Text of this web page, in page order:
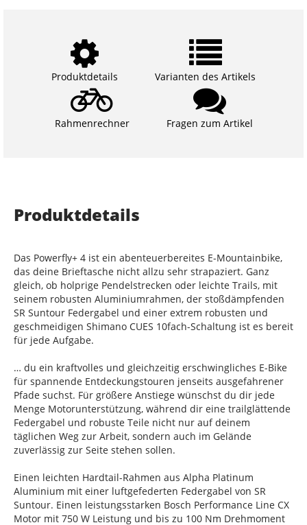
Produktdetails Varianten des Artikels
Rahmenrechner Fragen zum Artikel
Produktdetails
Das Powerfly+ 4 ist ein abenteuerbereites E-Mountainbike,
das deine Brieftasche nicht allzu sehr strapaziert. Ganz
gleich, ob holprige Pendelstrecken oder leichte Trails, mit
seinem robusten Aluminiumrahmen, der stoßdämpfenden
SR Suntour Federgabel und einer extrem robusten und
geschmeidigen Shimano CUES 10fach-Schaltung ist es bereit
für jede Aufgabe.
… du ein kraftvolles und gleichzeitig erschwingliches E-Bike
für spannende Entdeckungstouren jenseits ausgefahrener
Pfade suchst. Für größere Anstiege wünschst du dir jede
Menge Motorunterstützung, während dir eine trailglättende
Federgabel und robuste Teile nicht nur auf deinem
täglichen Weg zur Arbeit, sondern auch im Gelände
zuverlässig zur Seite stehen sollen.
Einen leichten Hardtail-Rahmen aus Alpha Platinum
Aluminium mit einer luftgefederten Federgabel von SR
Suntour. Einen leistungsstarken Bosch Performance Line CX
Motor mit 750 W Leistung und bis zu 100 Nm Drehmoment